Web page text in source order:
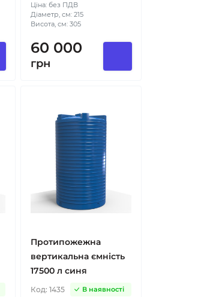
Ціна: без ПДВ
Діаметр, см: 215
Висота, см: 305
60 000
грн
Протипожежна
вертикальна ємність
17500 л синя
Код:1435 В наявності